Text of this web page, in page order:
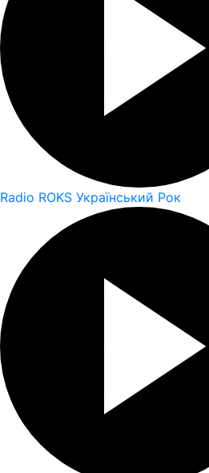
Radio ROKS Український Рок